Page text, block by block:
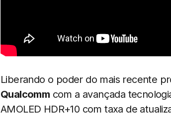
Liberando o poder do mais recente
Qualcomm com a avançada
AMOLED HDR+10 com taxa de